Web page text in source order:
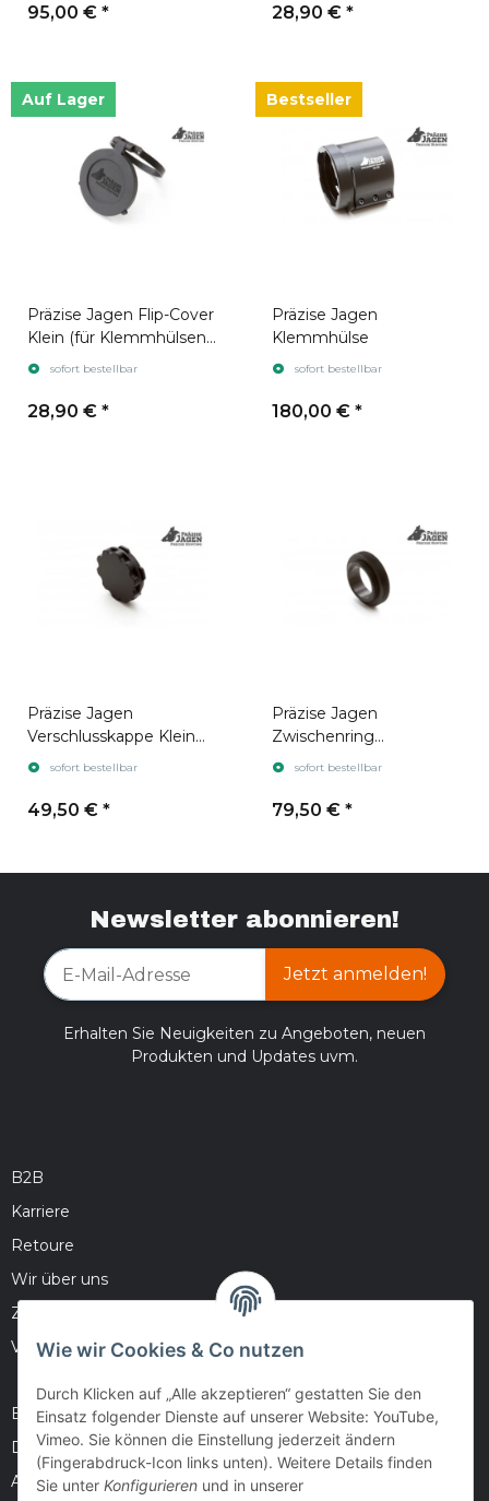
95,00 € * 28,90 € *
Auf Lager
Präzise Jagen Flip-Cover
Klein (für Klemmhülsen
bis Ø61)
sofort bestellbar
28,90 € *
Bestseller
Präzise Jagen
Klemmhülse
sofort bestellbar
180,00 € *
Präzise Jagen
Verschlusskappe Klein
(Für Klemmhülsen Bis
sofort bestellbar
49,50 € *
Präzise Jagen
Zwischenring
Nightspotter MR2
sofort bestellbar
79,50 € *
Newsletter abonnieren!
Jetzt anmelden!
Erhalten Sie Neuigkeiten zu Angeboten, neuen
Produkten und Updates uvm.
B2B
Karriere
Retoure
Wir über uns
Zahlungsmöglichkeiten
Versandinformationen
Barrierefreiheitserklärung
Datenschutz
AGB
Wie wir Cookies & Co nutzen
Durch Klicken auf „Alle akzeptieren“ gestatten Sie den
Einsatz folgender Dienste auf unserer Website: YouTube,
Vimeo. Sie können die Einstellung jederzeit ändern
(Fingerabdruck-Icon links unten). Weitere Details finden
Sie unter Konfigurieren und in unserer